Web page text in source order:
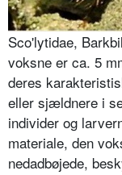
Sco'lytidae,
voksne er ca. 5
deres
eller sjældnere i
indivi­der og
materiale, den
nedadbøjede,